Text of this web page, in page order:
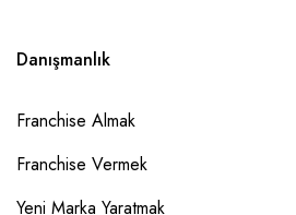
Danışmanlık
Franchise Almak
Franchise Vermek
Yeni Marka Yaratmak